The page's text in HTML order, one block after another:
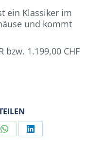
ein Klassiker im
und kommt
bzw. 1.199,00 CHF
Share Share